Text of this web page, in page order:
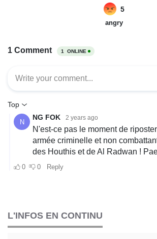
L'INFOS EN CONTINU